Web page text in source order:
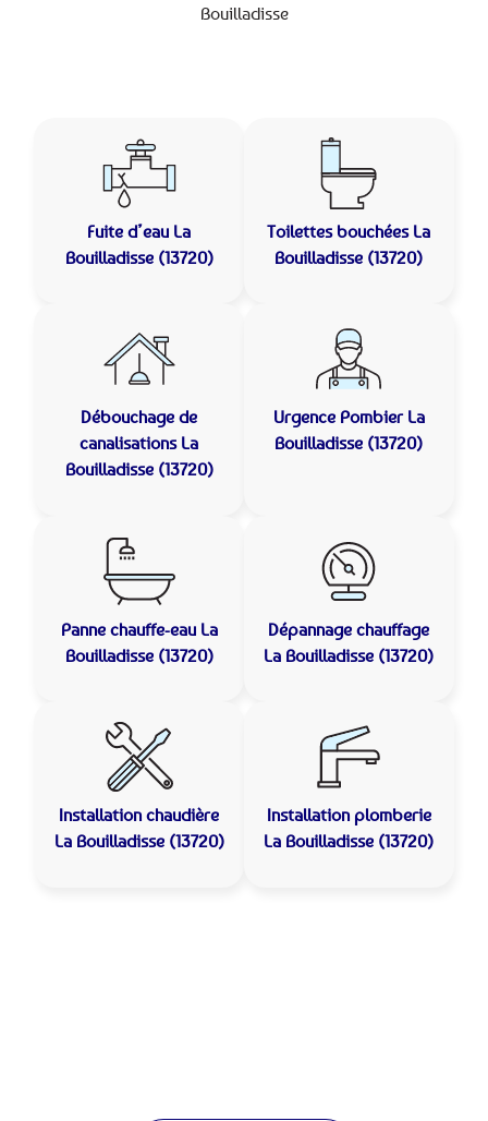
Bouilladisse
Fuite d’eau La
Bouilladisse (13720)
Toilettes bouchées La
Bouilladisse (13720)
Débouchage de
canalisations La
Bouilladisse (13720)
Urgence Pombier La
Bouilladisse (13720)
Panne chauffe-eau La
Bouilladisse (13720)
Dépannage chauffage
La Bouilladisse (13720)
Installation chaudière
La Bouilladisse (13720)
Installation plomberie
La Bouilladisse (13720)